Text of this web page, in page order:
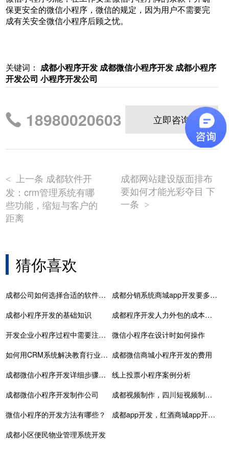
保更安全的微信小程序，微信的规定，因为用户不需要完
成有关安全微信小程序后顾之忧。
关键词： 成都小程序开发 成都微信小程序开发 成都小程序
开发公司 小程序开发公司
18980020603 立即咨询
<
上一条 成都软件开
发：crm管理系统有哪
些功能，缩短与客户的
距离
成都网站建设版面排布
要如何才能光彩夺目 下
一条 >
猜你喜欢
成都公司如何选择合适的软件开发公司？
成都分销系统商城app开发要多少钱
成都小程序开发的基础知识
成都程序开发人力外包的成本效益分析：解锁企业运营新维度与技术创新力
开发企业小程序过程中需要注意的五大细节问题
微信小程序在设计时如何操作
如何用CRM系统解决教育行业难题 成都微信商城小程序开发的费用
成都微信小程序开发详细步骤（小程序开发流程）
线上投票小程序案例分析
成都微信小程序开发制作公司
成都视频制作，四川短视频制作，成都短视频获客小程序开发
微信小程序的开发方法有哪些？
成都app开发，红酒商城app开发打造线上渠道
成都小区便民物业管理系统开发